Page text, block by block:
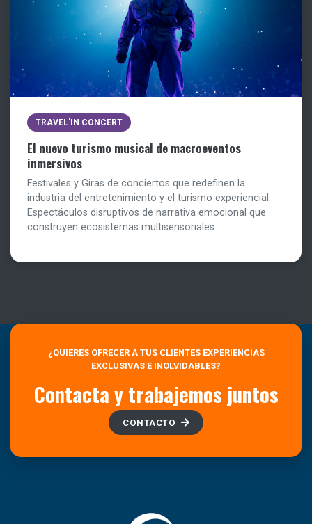
TRAVEL'IN CONCERT
El nuevo turismo musical de macroeventos
inmersivos
Festivales y Giras de conciertos que redefinen la
industria del entretenimiento y el turismo experiencial.
Espectáculos disruptivos de narrativa emocional que
construyen ecosistemas multisensoriales.
¿QUIERES OFRECER A TUS CLIENTES EXPERIENCIAS
EXCLUSIVAS E INOLVIDABLES?
Contacta y trabajemos juntos
CONTACTO